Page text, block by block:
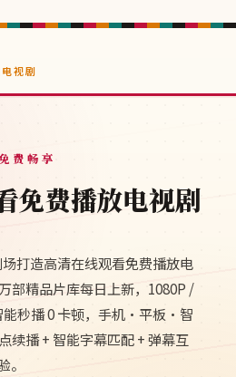
视剧
费畅享
免费播放电视剧
打造高清在线观看免费播放电
部精品片库每日上新，1080P /
能秒播 0 卡顿，手机·平板·智
续播 + 智能字幕匹配 + 弹幕互
。